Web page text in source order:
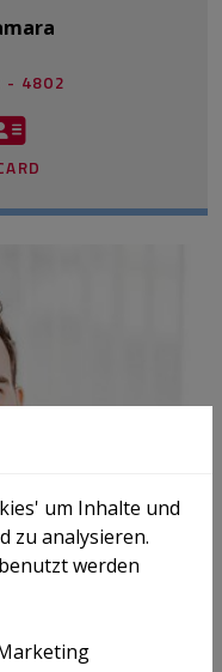
- 4802
um Inhalte und
zu analysieren.
werden